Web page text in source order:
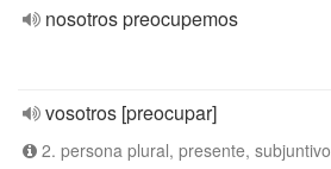
nosotros preocupemos
vosotros [preocupar]
2. persona plural, presente, subjuntivo